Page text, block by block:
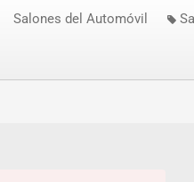
Salones del Automóvil